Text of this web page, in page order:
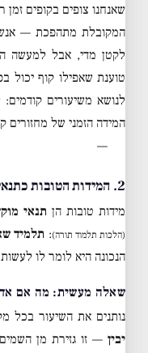
שאנחנו צופים בקופים
המקובלת מתהפכת —
לקטן מדי, אבל למעשה
טוענת שאפילו קוף
לנושא משיעורים
המידה הזמני של מחזורים
—
2. המידות הטובות כתנאי מוקדם ללימוד תורה
מידות טובות הןתנאי
(הלכות תלמוד תורה): תלמיד
הנכונה היא לומר לו
שאלה מעשית: מה אם
נותנים את השיעור בכל
יבין — זו גזירת מן